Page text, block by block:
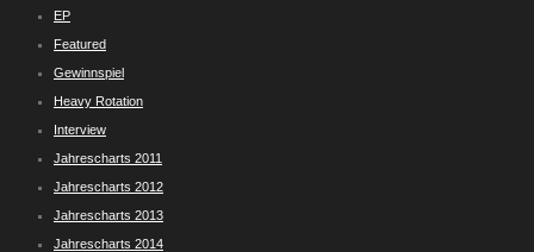
EP
Featured
Gewinnspiel
Heavy Rotation
Interview
Jahrescharts 2011
Jahrescharts 2012
Jahrescharts 2013
Jahrescharts 2014